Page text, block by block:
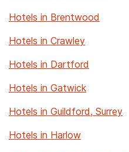
Hotels in Brentwood
Hotels in Crawley
Hotels in Dartford
Hotels in Gatwick
Hotels in Guildford, Surrey
Hotels in Harlow